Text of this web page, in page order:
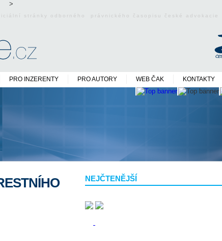
>
stránky odborného právnického časopisu české advokacie
PRO INZERENTY PRO AUTORY WEB ČAK KONTAKTY
NEJČTENĚJŠÍ